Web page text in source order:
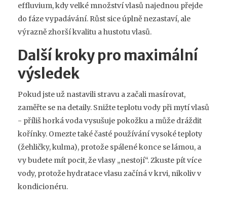
effluvium, kdy velké množství vlasů najednou přejde
do fáze vypadávání. Růst sice úplně nezastaví, ale
výrazně zhorší kvalitu a hustotu vlasů.
Další kroky pro maximální
výsledek
Pokud jste už nastavili stravu a začali masírovat,
zaměřte se na detaily. Snižte teplotu vody při mytí vlasů
- příliš horká voda vysušuje pokožku a může dráždit
kořínky. Omezte také časté používání vysoké teploty
(žehličky, kulma), protože spálené konce se lámou, a
vy budete mít pocit, že vlasy „nestojí“. Zkuste pít více
vody, protože hydratace vlasu začíná v krvi, nikoliv v
kondicionéru.